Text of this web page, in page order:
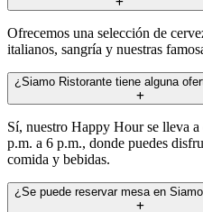
Ofrecemos una selección de
italianos, sangría y nuestras
¿Siamo Ristorante tiene alguna
Sí, nuestro Happy Hour se lleva a
p.m. a 6 p.m., donde puedes
comida y bebidas.
¿Se puede reservar mesa en